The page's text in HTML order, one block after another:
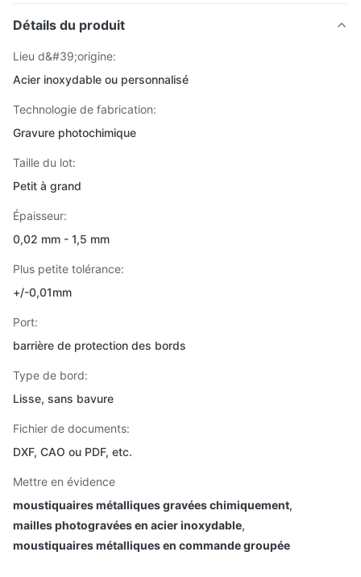
Détails du produit
Lieu d&#39;origine:
Acier inoxydable ou personnalisé
Technologie de fabrication:
Gravure photochimique
Taille du lot:
Petit à grand
Épaisseur:
0,02 mm - 1,5 mm
Plus petite tolérance:
+/-0,01mm
Port:
barrière de protection des bords
Type de bord:
Lisse, sans bavure
Fichier de documents:
DXF, CAO ou PDF, etc.
Mettre en évidence
moustiquaires métalliques gravées chimiquement,
mailles photogravées en acier inoxydable,
moustiquaires métalliques en commande groupée